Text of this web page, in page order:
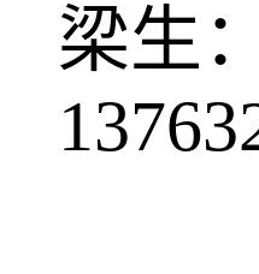
梁生：